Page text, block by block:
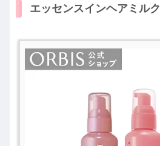
エッセンスインヘアミルク